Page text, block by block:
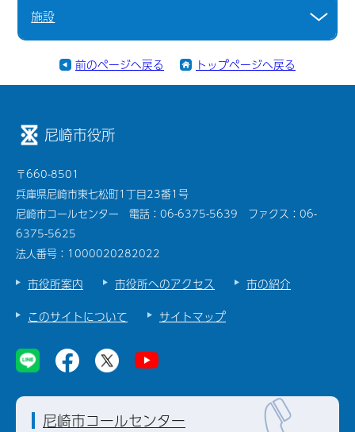
施設
前のページへ戻る トップページへ戻る
尼崎市役所
〒660-8501
兵庫県尼崎市東七松町1丁目23番1号
尼崎市コールセンター 電話：06-6375-5639 ファクス：06-
6375-5625
法人番号：1000020282022
市役所案内 市役所へのアクセス
市の紹介
このサイトについて
サイトマップ
尼崎市コールセンター